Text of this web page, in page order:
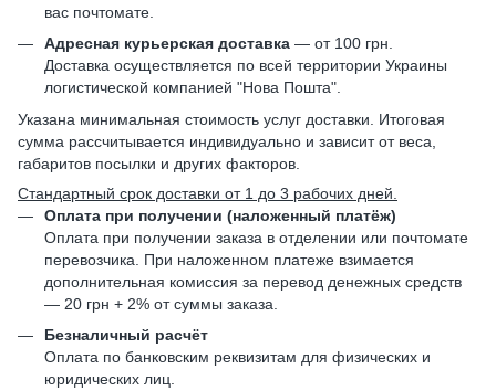
вас почтомате.
Адресная курьерская доставка — от 100 грн.
Доставка осуществляется по всей территории Украины
логистической компанией "Нова Пошта".
Указана минимальная стоимость услуг доставки. Итоговая
сумма рассчитывается индивидуально и зависит от веса,
габаритов посылки и других факторов.
Стандартный срок доставки от 1 до 3 рабочих дней.
Оплата при получении (наложенный платёж)
Оплата при получении заказа в отделении или почтомате
перевозчика. При наложенном платеже взимается
дополнительная комиссия за перевод денежных средств
— 20 грн + 2% от суммы заказа.
Безналичный расчёт
Оплата по банковским реквизитам для физических и
юридических лиц.